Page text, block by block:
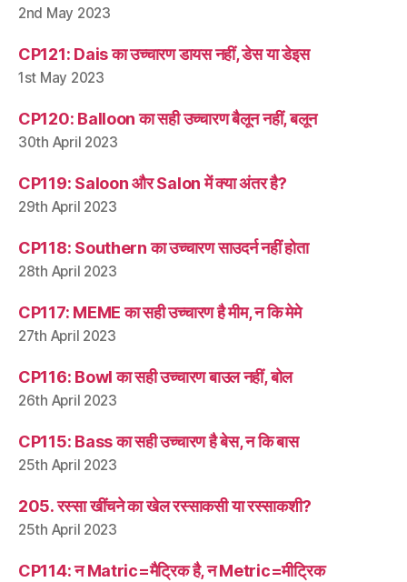
2nd May 2023
CP121: Dais का उच्चारण डायस नहीं, डेस या डेइस
1st May 2023
CP120: Balloon का सही उच्चारण बैलून नहीं, बलून
30th April 2023
CP119: Saloon और Salon में क्या अंतर है?
29th April 2023
CP118: Southern का उच्चारण साउदर्न नहीं होता
28th April 2023
CP117: MEME का सही उच्चारण है मीम, न कि मेमे
27th April 2023
CP116: Bowl का सही उच्चारण बाउल नहीं, बोल
26th April 2023
CP115: Bass का सही उच्चारण है बेस, न कि बास
25th April 2023
205. रस्सा खींचने का खेल रस्साकसी या रस्साकशी?
25th April 2023
CP114: न Matric=मैट्रिक है, न Metric=मीट्रिक